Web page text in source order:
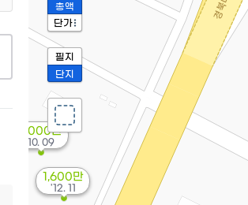
1,600만
'12. 11
6,000만
'10. 09
총액
단가
필지
단지